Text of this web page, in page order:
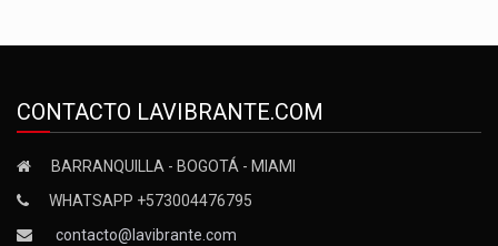
CONTACTO LAVIBRANTE.COM
BARRANQUILLA - BOGOTÁ - MIAMI
WHATSAPP +573004476795
contacto@lavibrante.com